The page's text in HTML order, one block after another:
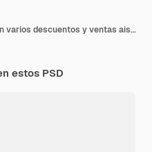
Cupón púrpura con interés en varios descuentos y ventas aisladas Icono de compras en línea 3D Render
estos PSD